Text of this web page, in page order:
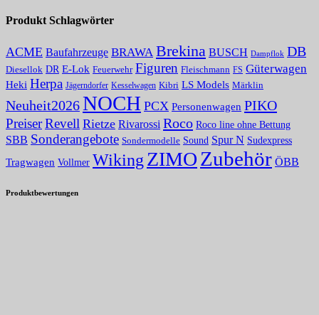
Produkt Schlagwörter
ACME Baufahrzeuge BRAWA Brekina BUSCH Dampflok DB
Diesellok DR E-Lok Feuerwehr Figuren Fleischmann FS Güterwagen
Heki Herpa Jägerndorfer Kesselwagen Kibri LS Models Märklin
Neuheit2026NOCH PCX Personenwagen PIKO
PreiserRevell Rietze Rivarossi Roco Roco line ohne Bettung
SBB Sonderangebote Sondermodelle Sound Spur N Sudexpress
Tragwagen Vollmer Wiking ZIMOZubehör ÖBB
Produktbewertungen